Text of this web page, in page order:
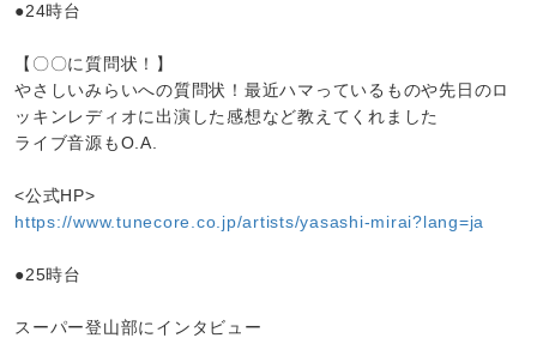
●24時台
【〇〇に質問状！】
やさしいみらいへの質問状！最近ハマっているものや先日のロ
ッキンレディオに出演した感想など教えてくれました
ライブ音源もO.A.
<公式HP>
https://www.tunecore.co.jp/artists/yasashi-mirai?lang=ja
●25時台
スーパー登山部にインタビュー